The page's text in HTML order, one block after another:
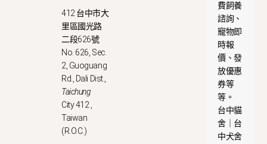
412 台中市大
里區國光路
二段626號
No. 626, Sec.
2, Guoguang
Rd., Dali Dist.,
Taichung
City 412 ,
Taiwan
(R.O.C.)
費飼養
諮詢、
寵物即
時報
價、發
放優惠
券等
等。
台中貓
舍｜台
中犬舍